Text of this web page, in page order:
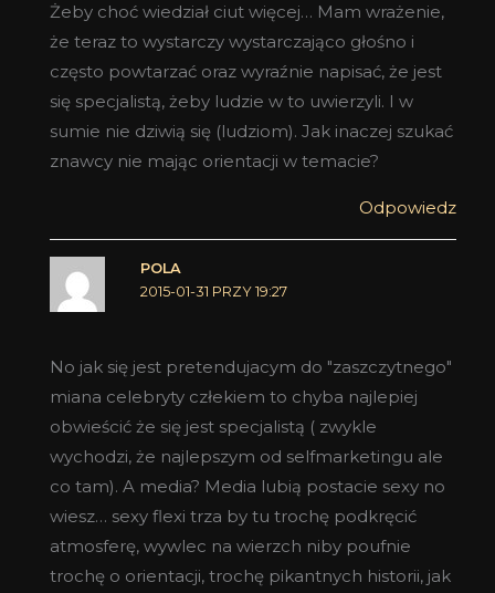
Żeby choć wiedział ciut więcej… Mam wrażenie,
że teraz to wystarczy wystarczająco głośno i
często powtarzać oraz wyraźnie napisać, że jest
się specjalistą, żeby ludzie w to uwierzyli. I w
sumie nie dziwią się (ludziom). Jak inaczej szukać
znawcy nie mając orientacji w temacie?
Odpowiedz
POLA
2015-01-31 PRZY 19:27
No jak się jest pretendujacym do "zaszczytnego"
miana celebryty człekiem to chyba najlepiej
obwieścić że się jest specjalistą ( zwykle
wychodzi, że najlepszym od selfmarketingu ale
co tam). A media? Media lubią postacie sexy no
wiesz… sexy flexi trza by tu trochę podkręcić
atmosferę, wywlec na wierzch niby poufnie
trochę o orientacji, trochę pikantnych historii, jak